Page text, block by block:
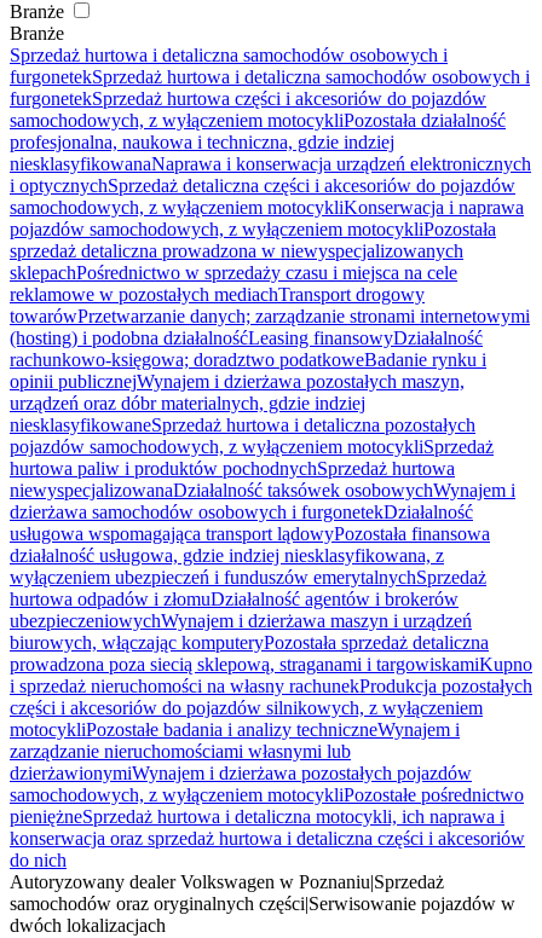
Branże
Branże
Sprzedaż hurtowa i detaliczna samochodów osobowych i
furgonetekSprzedaż hurtowa i detaliczna samochodów osobowych i
furgonetekSprzedaż hurtowa części i akcesoriów do pojazdów
samochodowych, z wyłączeniem motocykliPozostała działalność
profesjonalna, naukowa i techniczna, gdzie indziej
niesklasyfikowanaNaprawa i konserwacja urządzeń elektronicznych
i optycznychSprzedaż detaliczna części i akcesoriów do pojazdów
samochodowych, z wyłączeniem motocykliKonserwacja i naprawa
pojazdów samochodowych, z wyłączeniem motocykliPozostała
sprzedaż detaliczna prowadzona w niewyspecjalizowanych
sklepachPośrednictwo w sprzedaży czasu i miejsca na cele
reklamowe w pozostałych mediachTransport drogowy
towarówPrzetwarzanie danych; zarządzanie stronami internetowymi
(hosting) i podobna działalnośćLeasing finansowyDziałalność
rachunkowo-księgowa; doradztwo podatkoweBadanie rynku i
opinii publicznejWynajem i dzierżawa pozostałych maszyn,
urządzeń oraz dóbr materialnych, gdzie indziej
niesklasyfikowaneSprzedaż hurtowa i detaliczna pozostałych
pojazdów samochodowych, z wyłączeniem motocykliSprzedaż
hurtowa paliw i produktów pochodnychSprzedaż hurtowa
niewyspecjalizowanaDziałalność taksówek osobowychWynajem i
dzierżawa samochodów osobowych i furgonetekDziałalność
usługowa wspomagająca transport lądowyPozostała finansowa
działalność usługowa, gdzie indziej niesklasyfikowana, z
wyłączeniem ubezpieczeń i funduszów emerytalnychSprzedaż
hurtowa odpadów i złomuDziałalność agentów i brokerów
ubezpieczeniowychWynajem i dzierżawa maszyn i urządzeń
biurowych, włączając komputeryPozostała sprzedaż detaliczna
prowadzona poza siecią sklepową, straganami i targowiskamiKupno
i sprzedaż nieruchomości na własny rachunekProdukcja pozostałych
części i akcesoriów do pojazdów silnikowych, z wyłączeniem
motocykliPozostałe badania i analizy techniczneWynajem i
zarządzanie nieruchomościami własnymi lub
dzierżawionymiWynajem i dzierżawa pozostałych pojazdów
samochodowych, z wyłączeniem motocykliPozostałe pośrednictwo
pieniężneSprzedaż hurtowa i detaliczna motocykli, ich naprawa i
konserwacja oraz sprzedaż hurtowa i detaliczna części i akcesoriów
do nich
Autoryzowany dealer Volkswagen w Poznaniu Sprzedaż
samochodów oraz oryginalnych części Serwisowanie pojazdów w
dwóch lokalizacjach